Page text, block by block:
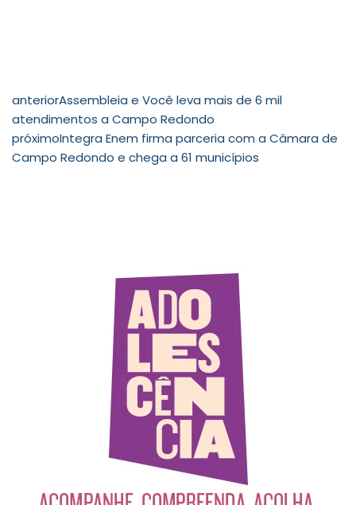
anteriorAssembleia e Você leva mais de 6 mil
atendimentos a Campo Redondo
próximoIntegra Enem firma parceria com a Câmara de
Campo Redondo e chega a 61 municípios